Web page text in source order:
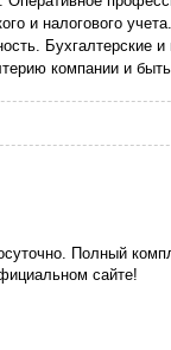
и налогового
Бухгалтерские
компании и
Полный
сайте!